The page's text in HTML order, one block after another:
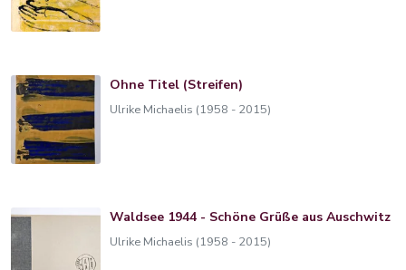
Ohne Titel (Streifen)
Ulrike Michaelis (1958 - 2015)
Waldsee 1944 - Schöne Grüße aus Auschwitz
Ulrike Michaelis (1958 - 2015)